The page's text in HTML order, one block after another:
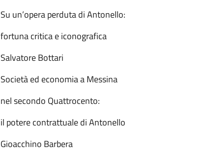
Su un’opera perduta di Antonello:
fortuna critica e iconografica
Salvatore Bottari
Società ed economia a Messina
nel secondo Quattrocento:
il potere contrattuale di Antonello
Gioacchino Barbera